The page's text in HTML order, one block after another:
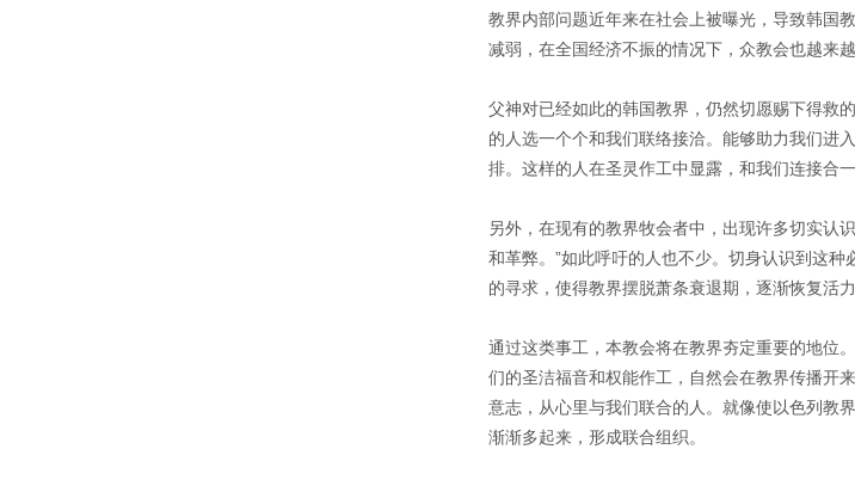
教界内部问题近年来在社会上被曝光，导致韩国
减弱，在全国经济不振的情况下，众教会也越来
父神对已经如此的韩国教界，仍然切愿赐下得救
的人选一个个和我们联络接洽。能够助力我们进
排。这样的人在圣灵作工中显露，和我们连接合
另外，在现有的教界牧会者中，出现许多切实认
和革弊。”如此呼吁的人也不少。切身认识到这
的寻求，使得教界摆脱萧条衰退期，逐渐恢复活力
通过这类事工，本教会将在教界夯定重要的地位
们的圣洁福音和权能作工，自然会在教界传播开
意志，从心里与我们联合的人。就像使以色列教
渐渐多起来，形成联合组织。